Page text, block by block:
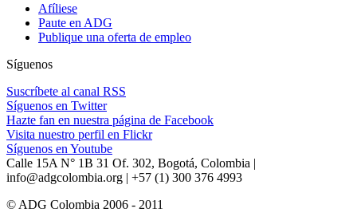
Afíliese
Paute en ADG
Publique una oferta de empleo
Síguenos
Suscríbete al canal RSS
Síguenos en Twitter
Hazte fan en nuestra página de Facebook
Visita nuestro perfil en Flickr
Síguenos en Youtube
Calle 15A N° 1B 31 Of. 302, Bogotá, Colombia |
info@adgcolombia.org | +57 (1) 300 376 4993
© ADG Colombia 2006 - 2011